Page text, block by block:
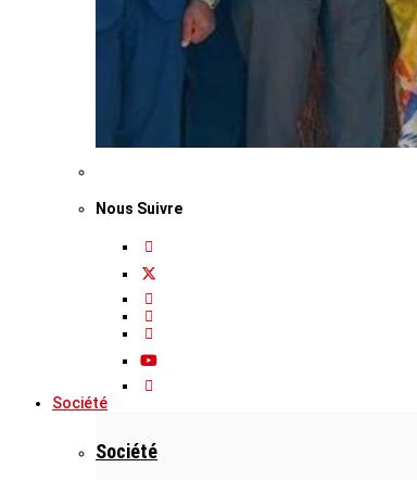
Nous Suivre
Société
Société